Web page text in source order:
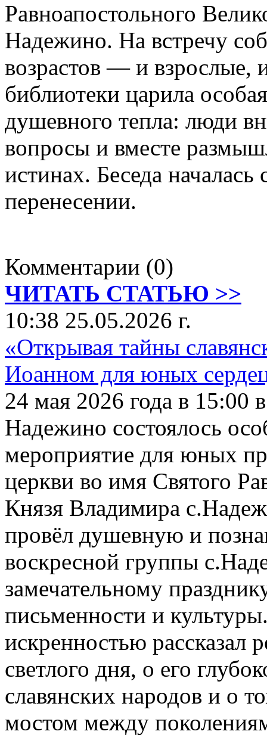
Равноапостольного
Надежино. На встречу
возрастов — и взрослые,
библиотеки царила
душевного тепла: люди
вопросы и вместе
истинах. Беседа
перенесении.
Комментарии (0)
ЧИТАТЬ СТАТЬЮ >>
10:38 25.05.2026 г.
«Открывая тайны
Иоанном для юных
24 мая 2026 года в 15:00
Надежино состоялось
мероприятие для юных
церкви во имя Святого
Князя Владимира
провёл душевную и
воскресной группы
замечательному
письменности и
искренностью рассказал
светлого дня, о его
славянских народов и о
мостом между